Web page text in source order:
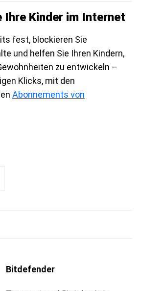
Ihre Kinder im Internet
fest, blockieren Sie
und helfen Sie Ihren Kindern,
zu entwickeln –
Klicks, mit den
Abonnements von
Bitdefender